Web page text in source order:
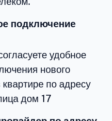
подключение
удобное
нового
квартире по адресу
дом 17